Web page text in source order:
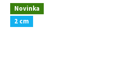
Novinka
2 cm